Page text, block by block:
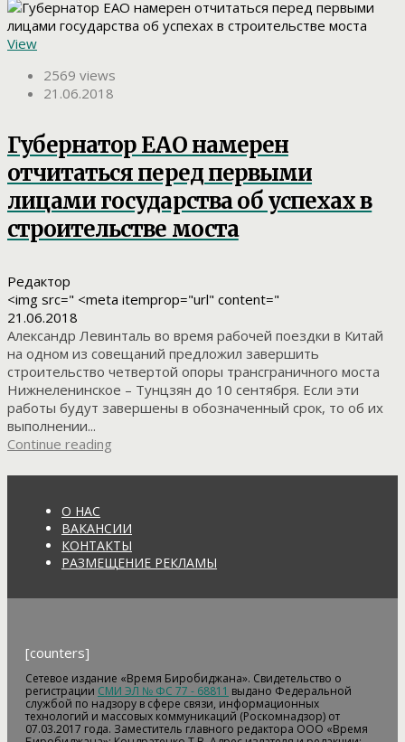
View
2569 views
21.06.2018
Губернатор ЕАО намерен
отчитаться перед первыми
лицами государства об успехах в
строительстве моста
Редактор
<img src=" <meta itemprop="url" content="
21.06.2018
Александр Левинталь во время рабочей поездки в Китай
на одном из совещаний предложил завершить
строительство четвертой опоры трансграничного моста
Нижнеленинское – Тунцзян до 10 сентября. Если эти
работы будут завершены в обозначенный срок, то об их
выполнении...
Continue reading
О НАС
ВАКАНСИИ
КОНТАКТЫ
РАЗМЕЩЕНИЕ РЕКЛАМЫ
[counters]
Сетевое издание «Время Биробиджана». Свидетельство о
регистрации СМИ ЭЛ № ФС 77 - 68811 выдано Федеральной
службой по надзору в сфере связи, информационных
технологий и массовых коммуникаций (Роскомнадзор) от
07.03.2017 года. Заместитель главного редактора ООО «Время